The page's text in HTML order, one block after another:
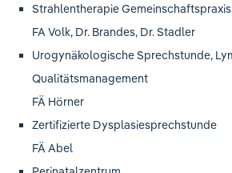
Strahlentherapie Gemeinschaftspraxis
FA Volk, Dr. Brandes, Dr. Stadler
Urogynäkologische Sprechstunde,
Qualitätsmanagement
FÄ Hörner
Zertifizierte Dysplasiesprechstunde
FÄ Abel